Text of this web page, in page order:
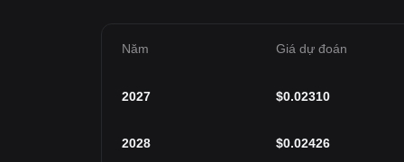
Năm Giá dự đoán
2027 $0.02310
2028 $0.02426